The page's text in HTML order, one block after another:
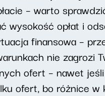
– warto
wysokość opłat i
finansowa –
nie zagrozi
ofert – nawet
ofert, bo różnice